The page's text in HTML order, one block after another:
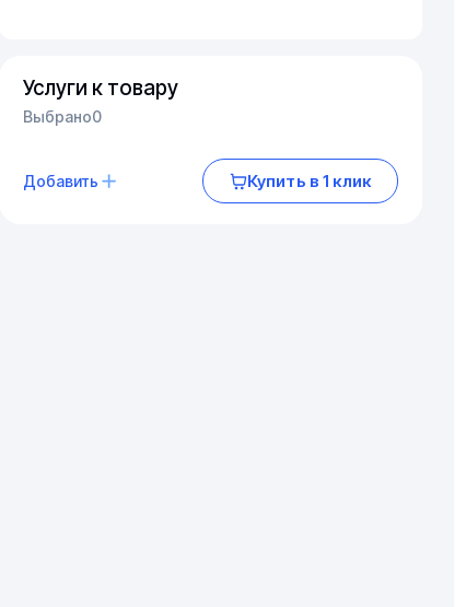
Услуги к товару
Выбрано0
Добавить Купить в 1 клик